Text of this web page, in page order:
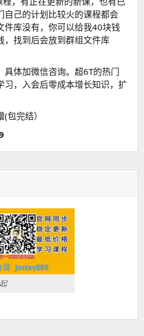
自己的计划比较火的课程都会
件库没有，你可以给我40块钱
，找到后会放到群组文件库
体加微信咨询。超6T的热门
习，入会后零成本增长知识，扩
包完结）